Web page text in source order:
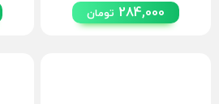
284,000 تومان